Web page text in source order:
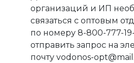
организаций и ИП
связаться с оптовым
по номеру 8-800-777-
отправить запрос на
почту vodonos-